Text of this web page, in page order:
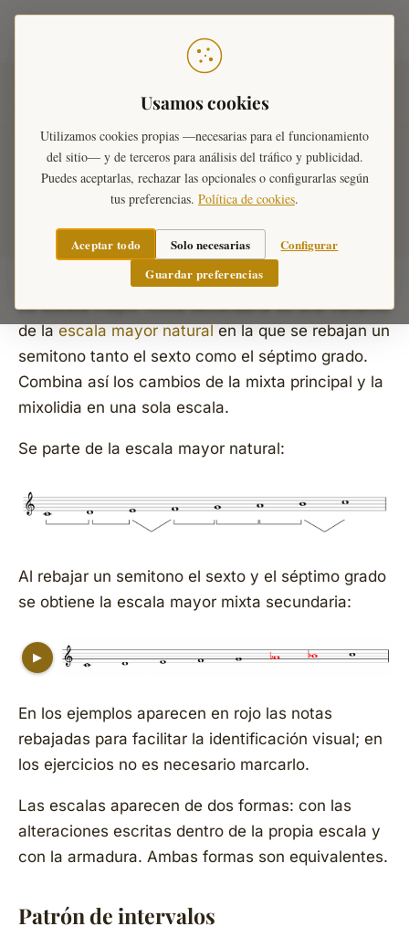
Usamos cookies
Utilizamos cookies propias —necesarias para el funcionamiento
del sitio— y de terceros para análisis del tráfico y publicidad.
Puedes aceptarlas, rechazar las opcionales o configurarlas según
tus preferencias. Política de cookies.
Aceptar todo Solo necesarias
Configurar
Guardar preferencias
Escalas Mayores Mixtas Secundarias
Escalas Mayores Mixtas
Secundarias
La escala mayor mixta secundaria es una variante
de la escala mayor natural en la que se rebajan un
semitono tanto el sexto como el séptimo grado.
Combina así los cambios de la mixta principal y la
mixolidia en una sola escala.
Se parte de la escala mayor natural:
Al rebajar un semitono el sexto y el séptimo grado
se obtiene la escala mayor mixta secundaria:
▶
En los ejemplos aparecen en rojo las notas
rebajadas para facilitar la identificación visual; en
los ejercicios no es necesario marcarlo.
Las escalas aparecen de dos formas: con las
alteraciones escritas dentro de la propia escala y
con la armadura. Ambas formas son equivalentes.
Patrón de intervalos